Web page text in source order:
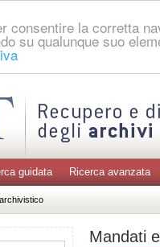
consentire la corretta
su qualunque suo
guidata Ricerca avanzata
Mandati